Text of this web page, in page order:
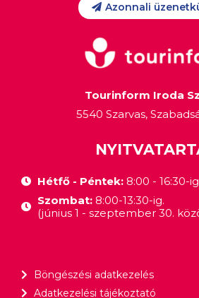
Azonnali
Tourinform Iroda
5540 Szarvas,
Hétfő - Péntek:8:00 - 16:30-
Szombat: 8:00-13:30-ig.
(június 1 - szeptember 30.
Böngészési adatkezelés
Adatkezelési tájékoztató